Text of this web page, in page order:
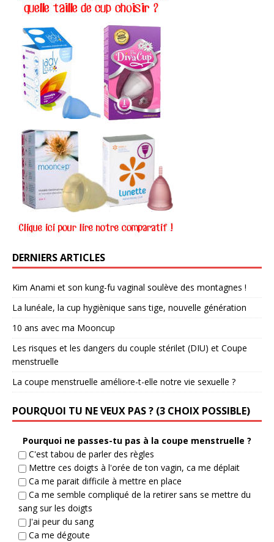
DERNIERS ARTICLES
Kim Anami et son kung-fu vaginal soulève des montagnes !
La lunéale, la cup hygiènique sans tige, nouvelle génération
10 ans avec ma Mooncup
Les risques et les dangers du couple stérilet (DIU) et Coupe
menstruelle
La coupe menstruelle améliore-t-elle notre vie sexuelle ?
POURQUOI TU NE VEUX PAS ? (3 CHOIX POSSIBLE)
Pourquoi ne passes-tu pas à la coupe menstruelle ?
C'est tabou de parler des règles
Mettre ces doigts à l'orée de ton vagin, ca me déplait
Ca me parait difficile à mettre en place
Ca me semble compliqué de la retirer sans se mettre du
sang sur les doigts
J'ai peur du sang
Ca me dégoute